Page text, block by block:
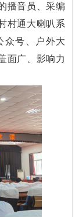
播音员、采编
村通大喇叭系
众号、户外大
面广、影响力